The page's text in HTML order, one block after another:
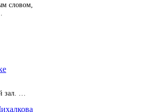
словом,
зал. …